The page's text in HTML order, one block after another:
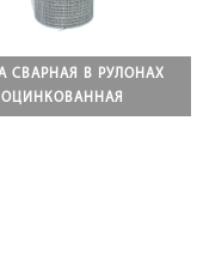
СВАРНАЯ В РУЛОНАХ
ОЦИНКОВАННАЯ